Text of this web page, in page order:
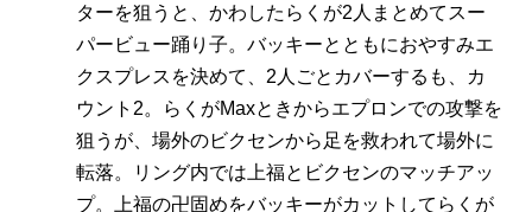
ターを狙うと、かわしたらくが2人まとめてスー
パービュー踊り子。バッキーとともにおやすみエ
クスプレスを決めて、2人ごとカバーするも、カ
ウント2。らくがMaxときからエプロンでの攻撃を
狙うが、場外のビクセンから足を救われて場外に
転落。リング内では上福とビクセンのマッチアッ
プ。上福の卍固めをバッキーがカットしてらくが